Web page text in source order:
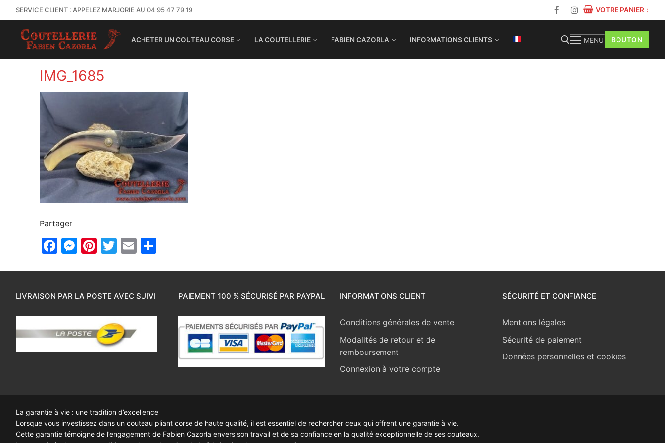
SERVICE CLIENT : APPELEZ MARJORIE AU 04 95 47 79 19 VOTRE PANIER :
ACHETER UN COUTEAU CORSE LA COUTELLERIE FABIEN CAZORLA INFORMATIONS CLIENTS MENU BOUTON
IMG_1685
Partager
Facebook
Messenger
Pinterest
Twitter
Email
LIVRAISON PAR LA POSTE AVEC SUIVI PAIEMENT 100 % SÉCURISÉ PAR PAYPAL INFORMATIONS CLIENT
Conditions générales de vente
Modalités de retour et de
remboursement
Connexion à votre compte
SÉCURITÉ ET CONFIANCE
Mentions légales
Sécurité de paiement
Données personnelles et cookies
La garantie à vie : une tradition d’excellence
Lorsque vous investissez dans un couteau pliant corse de haute qualité, il est essentiel de rechercher ceux qui offrent une garantie à vie.
Cette garantie témoigne de l’engagement de Fabien Cazorla envers son travail et de sa confiance en la qualité exceptionnelle de ses couteaux.